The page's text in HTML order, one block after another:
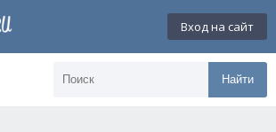
Вход на сайт
Найти